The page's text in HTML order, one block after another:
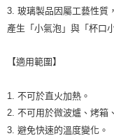
3. 玻璃製品因屬工藝性質
產生「小氣泡」與「杯口
【適用範圍】
1. 不可於直火加熱。
2. 不可用於微波爐、烤箱
3. 避免快速的溫度變化。